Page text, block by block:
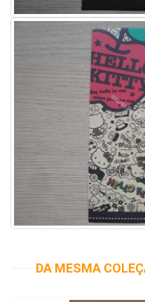
DA MESMA